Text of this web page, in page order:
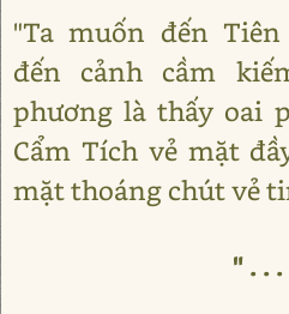
"Ta muốn đến
đến cảnh cầm
phương là thấy oai
Cẩm Tích vẻ mặt
mặt thoáng chút vẻ